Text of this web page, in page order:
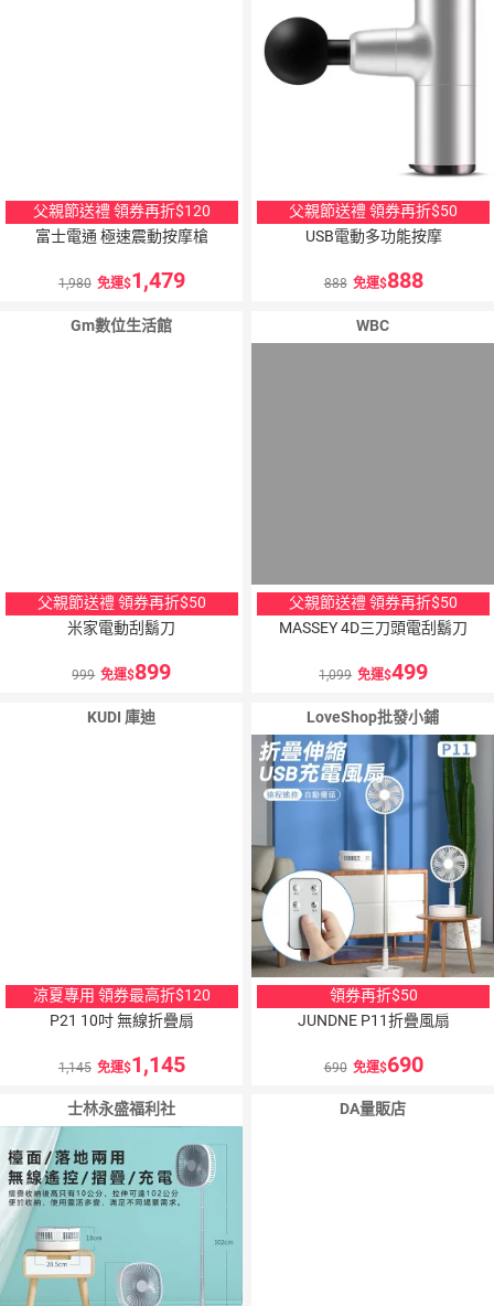
父親節送禮 領券再折$120
富士電通 極速震動按摩槍
1,980 免運 1,479
父親節送禮 領券再折$50
USB電動多功能按摩
888 免運 888
Gm數位生活館
父親節送禮 領券再折$50
米家電動刮鬍刀
999 免運 899
WBC
父親節送禮 領券再折$50
MASSEY 4D三刀頭電刮鬍刀
1,099 免運 499
KUDI 庫迪
涼夏專用 領券最高折$120
P21 10吋 無線折疊扇
1,145 免運 1,145
LoveShop批發小鋪
領券再折$50
JUNDNE P11折疊風扇
690 免運 690
士林永盛福利社 DA量販店